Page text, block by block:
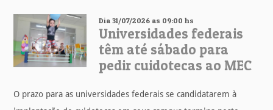
Dia 31/07/2026 as 09:00 hs
Universidades federais
têm até sábado para
pedir cuidotecas ao MEC
O prazo para as universidades federais se candidatarem à